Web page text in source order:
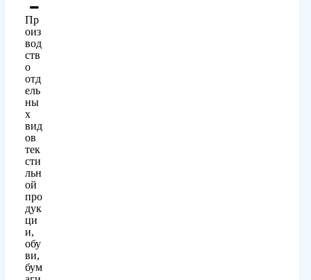
Пр
оиз
вод
ств
о
отд
ель
ны
х
вид
ов
тек
сти
льн
ой
про
дук
ци
и,
обу
ви,
бум